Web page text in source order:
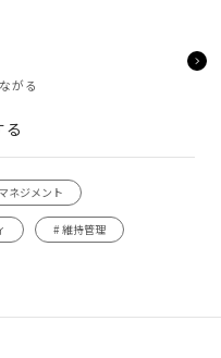
がる
る
ネジメント
# 維持管理